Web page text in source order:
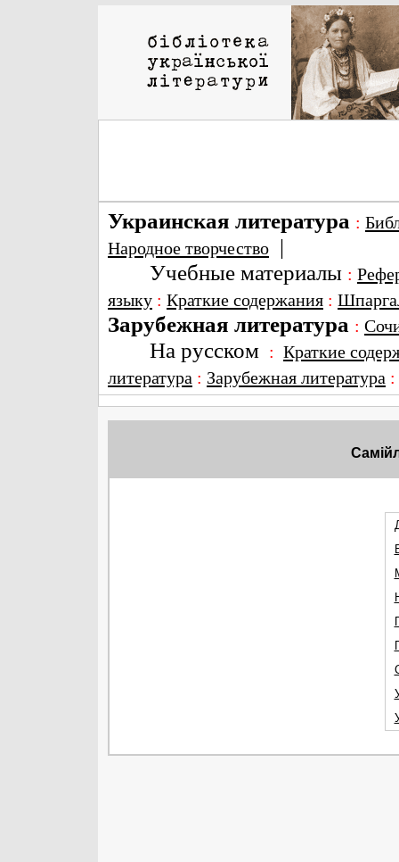
Украинская литература :
Народное творчество |
Учебные материалы :
языку : Краткие содержания :
Зарубежная литература :
На русском : Краткие
литература : Зарубежная литература